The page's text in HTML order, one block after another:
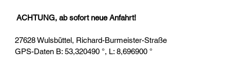
ACHTUNG, ab sofort neue Anfahrt!
27628 Wulsbüttel, Richard-Burmeister-Straße
GPS-Daten B: 53,320490 °, L: 8,696900 °